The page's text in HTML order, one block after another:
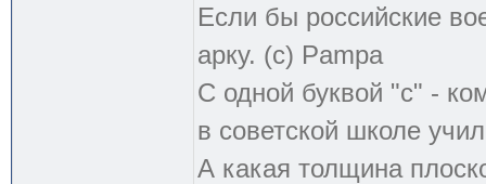
Если бы российские
арку. (с) Pampa
С одной буквой "с" -
в советской школе
А какая толщина